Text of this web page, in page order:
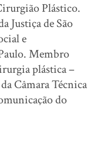
Plástico.
Justiça de São
e
Membro
plástica –
Câmara Técnica
do